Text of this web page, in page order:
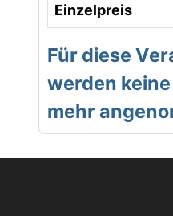
Einzelpreis
Für diese
werden
mehr